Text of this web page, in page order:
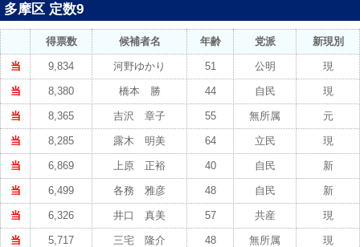
多摩区 定数9
得票数 候補者名 年齢 党派 新現別
当 9,834 河野ゆかり 51 公明 現
当 8,380 橋本 勝 44 自民 現
当 8,365 吉沢 章子 55 無所属 元
当 8,285 露木 明美 64 立民 現
当 6,869 上原 正裕 40 自民 新
当 6,499 各務 雅彦 48 自民 新
当 6,326 井口 真美 57 共産 現
当 5,717 三宅 隆介 48 無所属 現